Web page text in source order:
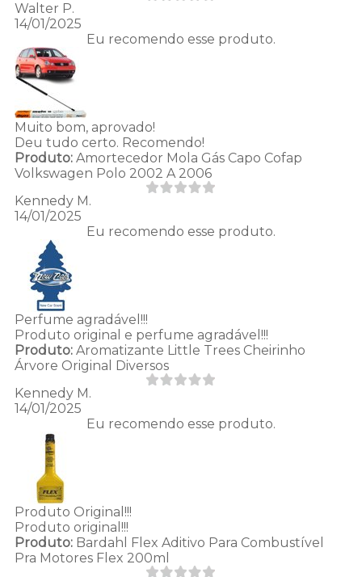
Walter P.
14/01/2025
Eu recomendo esse produto.
Muito bom, aprovado!
Deu tudo certo. Recomendo!
Produto:Amortecedor Mola Gás Capo Cofap
Volkswagen Polo 2002 A 2006
Kennedy M.
14/01/2025
Eu recomendo esse produto.
Perfume agradável!!!
Produto original e perfume agradável!!!
Produto:Aromatizante Little Trees Cheirinho
Árvore Original Diversos
Kennedy M.
14/01/2025
Eu recomendo esse produto.
Produto Original!!!
Produto original!!!
Produto:Bardahl Flex Aditivo Para Combustível
Pra Motores Flex 200ml